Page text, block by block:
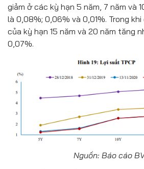
giảm ở các kỳ hạn 5 năm, 7 năm và
là 0,08%; 0,06% và 0,01%. Trong
của kỳ hạn 15 năm và 20 năm tăng
0,07%.
Nguồn: Báo cáo